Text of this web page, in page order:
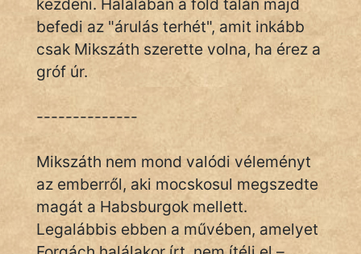
kezdeni. Halálában a föld talán majd
befedi az "árulás terhét", amit inkább
csak Mikszáth szerette volna, ha érez a
gróf úr.
--------------
Mikszáth nem mond valódi véleményt
az emberről, aki mocskosul megszedte
magát a Habsburgok mellett.
Legalábbis ebben a művében, amelyet